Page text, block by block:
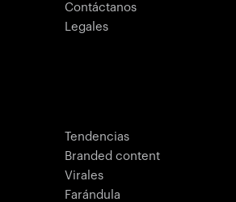
Contáctanos
Legales
Tendencias
Branded content
Virales
Farándula